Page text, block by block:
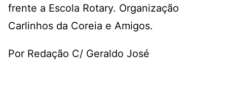
frente a Escola Rotary. Organização
Carlinhos da Coreia e Amigos.
Por Redação C/ Geraldo José